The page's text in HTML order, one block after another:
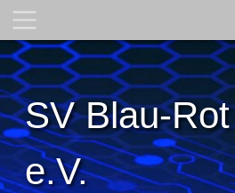
SV Blau-
e.V.